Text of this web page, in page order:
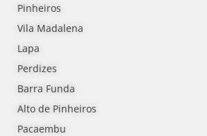
Pinheiros
Vila Madalena
Lapa
Perdizes
Barra Funda
Alto de Pinheiros
Pacaembu